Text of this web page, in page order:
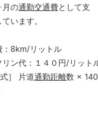
月の通勤交通費として支
います。
8km/リットル
ン代：１４０円/リット
］ 片道通勤距離数 ×